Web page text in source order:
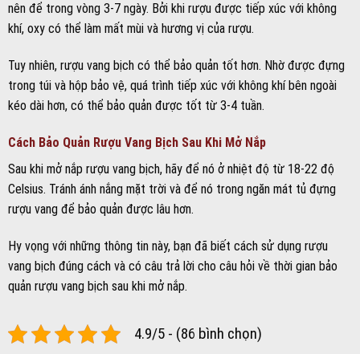
nên để trong vòng 3-7 ngày. Bởi khi rượu được tiếp xúc với không
khí, oxy có thể làm mất mùi và hương vị của rượu.
Tuy nhiên, rượu vang bịch có thể bảo quản tốt hơn. Nhờ được đựng
trong túi và hộp bảo vệ, quá trình tiếp xúc với không khí bên ngoài
kéo dài hơn, có thể bảo quản được tốt từ 3-4 tuần.
Cách Bảo Quản Rượu Vang Bịch Sau Khi Mở Nắp
Sau khi mở nắp rượu vang bịch, hãy để nó ở nhiệt độ từ 18-22 độ
Celsius. Tránh ánh nắng mặt trời và để nó trong ngăn mát tủ đựng
rượu vang để bảo quản được lâu hơn.
Hy vọng với những thông tin này, bạn đã biết cách sử dụng rượu
vang bịch đúng cách và có câu trả lời cho câu hỏi về thời gian bảo
quản rượu vang bịch sau khi mở nắp.
4.9/5 - (86 bình chọn)